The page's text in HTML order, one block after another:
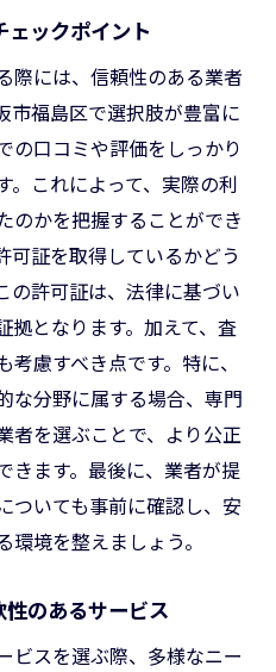
ックポイント
際には、信頼性のある業者
市福島区で選択肢が豊富に
の口コミや評価をしっかり
。これによって、実際の利
のかを把握することができ
可証を取得しているかどう
の許可証は、法律に基づい
拠となります。加えて、査
慮すべき点です。特に、
な分野に属する場合、専門
者を選ぶことで、より公正
きます。最後に、業者が提
ついても事前に確認し、安
境を整えましょう。
のあるサービス
ビスを選ぶ際、多様なニー